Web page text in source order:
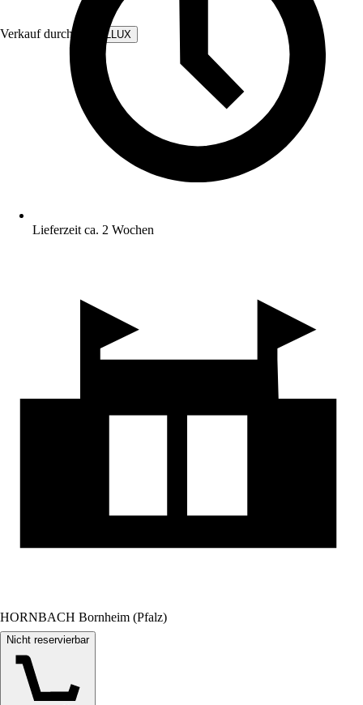
Verkauf durch: WALLLUX
Lieferzeit ca. 2 Wochen
HORNBACH Bornheim (Pfalz)
Nicht reservierbar